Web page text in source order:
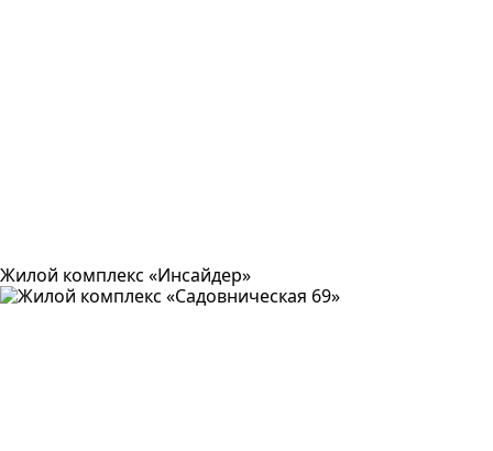
Жилой комплекс «Инсайдер»